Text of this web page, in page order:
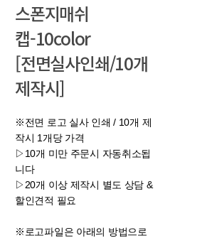
스폰지매쉬
캡-10color
[전면실사인쇄/10개
제작시]
※전면 로고 실사 인쇄 / 10개 제
작시 1개당 가격
▷10개 미만 주문시 자동취소됩
니다​​​​​​​
▷20개 이상 제작시 별도 상담 &
할인견적 필요
※로고파일은 아래의 방법으로